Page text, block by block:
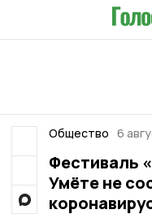
Общество 6
Фестиваль
Умёте не